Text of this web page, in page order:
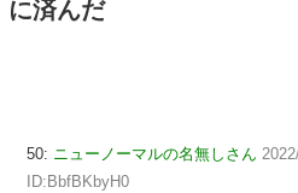
に済んだ
50: ニューノーマルの名無しさん
ID:BbfBKbyH0